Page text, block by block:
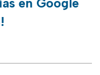
en Google